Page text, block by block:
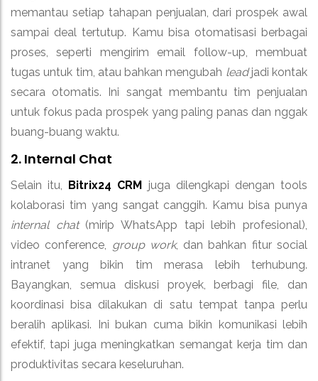
memantau setiap tahapan penjualan, dari prospek awal
sampai deal tertutup. Kamu bisa otomatisasi berbagai
proses, seperti mengirim email follow-up, membuat
tugas untuk tim, atau bahkan mengubah leadjadi kontak
secara otomatis. Ini sangat membantu tim penjualan
untuk fokus pada prospek yang paling panas dan nggak
buang-buang waktu.
2. Internal Chat
Selain itu, Bitrix24 CRM juga dilengkapi dengan tools
kolaborasi tim yang sangat canggih. Kamu bisa punya
internal chat(mirip WhatsApp tapi lebih profesional),
video conference, group work, dan bahkan fitur social
intranet yang bikin tim merasa lebih terhubung.
Bayangkan, semua diskusi proyek, berbagi file, dan
koordinasi bisa dilakukan di satu tempat tanpa perlu
beralih aplikasi. Ini bukan cuma bikin komunikasi lebih
efektif, tapi juga meningkatkan semangat kerja tim dan
produktivitas secara keseluruhan.